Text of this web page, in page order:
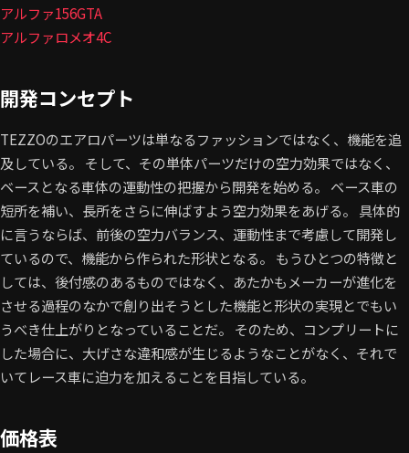
アルファ156GTA
アルファロメオ4C
開発コンセプト
TEZZOのエアロパーツは単なるファッションではなく、機能を追
及している。 そして、その単体パーツだけの空力効果ではなく、
ベースとなる車体の運動性の把握から開発を始める。 ベース車の
短所を補い、長所をさらに伸ばすよう空力効果をあげる。 具体的
に言うならば、前後の空力バランス、運動性まで考慮して開発し
ているので、機能から作られた形状となる。 もうひとつの特徴と
しては、後付感のあるものではなく、あたかもメーカーが進化を
させる過程のなかで創り出そうとした機能と形状の実現とでもい
うべき仕上がりとなっていることだ。 そのため、コンプリートに
した場合に、大げさな違和感が生じるようなことがなく、それで
いてレース車に迫力を加えることを目指している。
価格表